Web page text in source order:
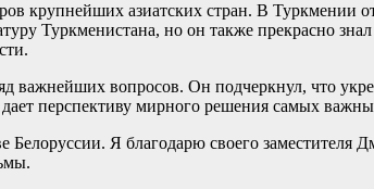
крупнейших азиатских стран. В Туркмении
Туркменистана, но он также прекрасно
вопросов. Он подчеркнул, что
перспективу мирного решения самых
Я благодарю своего заместителя